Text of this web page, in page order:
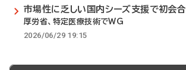
市場性に乏しい国内シーズ支援で初会合
厚労省、特定医療技術でWG
2026/06/29 19:15